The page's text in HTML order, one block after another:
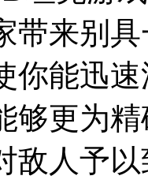
带来别
你能迅
够更为
敌人予